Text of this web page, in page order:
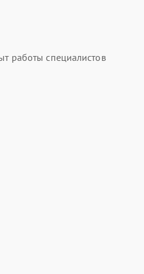
работы специалистов